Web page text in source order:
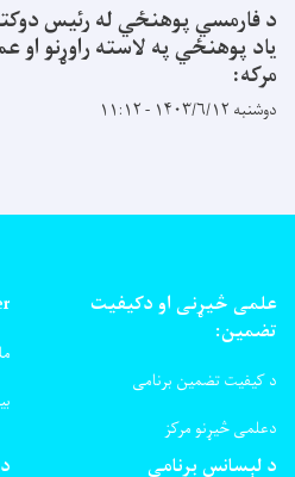
د فارمسي پوهنځي له رئیس
یاد پوهنځي په لاسته راوړنو
مرکه:
دوشنبه ۱۴۰۳/۶/۱۲ - ۱۱:۱۲
علمی څیړنی او دکیفیت
تضمین:
د کیفیت تضمین برنامی
دعلمی څیړنو مرکز
د لېسانس برنامې